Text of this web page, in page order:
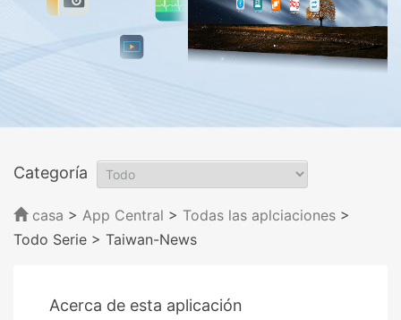
Categoría
casa > App Central > Todas las aplciaciones >
Todo Serie > Taiwan-News
Acerca de esta aplicación